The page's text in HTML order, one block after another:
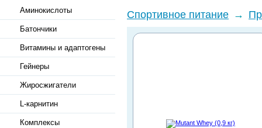
Аминокислоты
Батончики
Витамины и адаптогены
Гейнеры
Жиросжигатели
L-карнитин
Комплексы
Спортивное питание →